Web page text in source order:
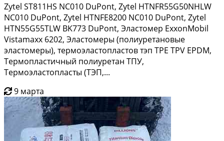
Zytel ST811HS NC010 DuPont, Zytel HTNFR55G50NHLW
NC010 DuPont, Zytel HTNFE8200 NC010 DuPont, Zytel
HTN55G55TLW BK773 DuPont, Эластомер ExxonMobil
Vistamaxx 6202, Эластомеры (полиуретановые
эластомеры), термоэластопластов тэп TPE TPV EPDM,
Термопластичный полиуретан ТПУ,
Термоэластопласты (ТЭП,...
9 марта